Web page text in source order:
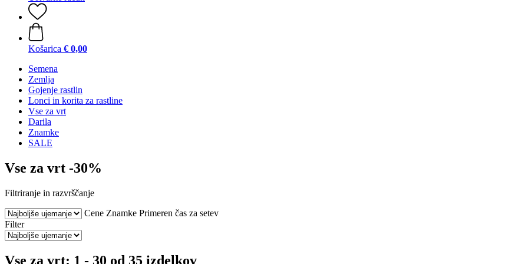
Košarica € 0,00
Semena
Zemlja
Gojenje rastlin
Lonci in korita za rastline
Vse za vrt
Darila
Znamke
SALE
Vse za vrt -30%
Filtriranje in razvrščanje
Cene Znamke Primeren čas za setev
Filter
Vse za vrt: 1 - 30 od 35 izdelkov